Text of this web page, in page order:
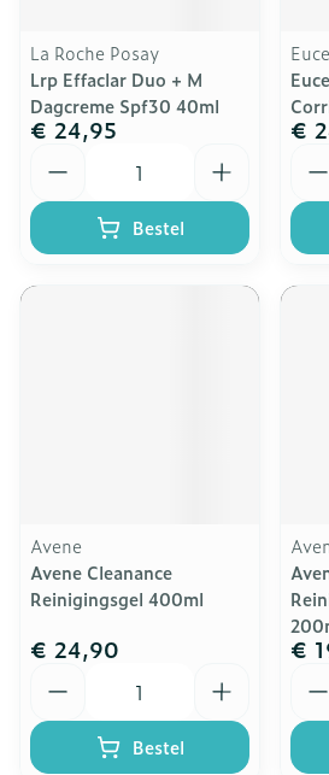
La Roche Posay
Lrp Effaclar Duo + M
Dagcreme Spf30 40ml
€ 24,95
Bestel
€
Avene
Avene Cleanance
Reinigingsgel 400ml
€ 24,90
Bestel
€